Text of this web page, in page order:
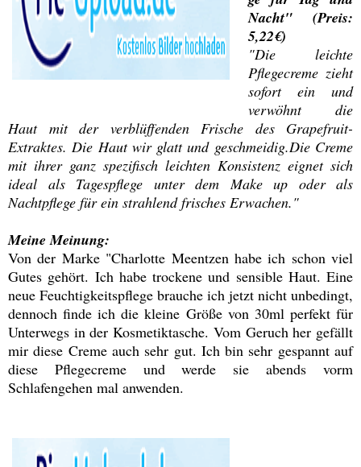
Nacht" (Preis:
5,22€)
"Die leichte
Pflegecreme zieht
sofort ein und
verwöhnt die
Haut mit der verblüffenden Frische des Grapefruit-
Extraktes. Die Haut wir glatt und geschmeidig.Die Creme
mit ihrer ganz spezifisch leichten Konsistenz eignet sich
ideal als Tagespflege unter dem Make up oder als
Nachtpflege für ein strahlend frisches Erwachen."
Meine Meinung:
Von der Marke "Charlotte Meentzen habe ich schon viel
Gutes gehört. Ich habe trockene und sensible Haut. Eine
neue Feuchtigkeitspflege brauche ich jetzt nicht unbedingt,
dennoch finde ich die kleine Größe von 30ml perfekt für
Unterwegs in der Kosmetiktasche. Vom Geruch her gefällt
mir diese Creme auch sehr gut. Ich bin sehr gespannt auf
diese Pflegecreme und werde sie abends vorm
Schlafengehen mal anwenden.